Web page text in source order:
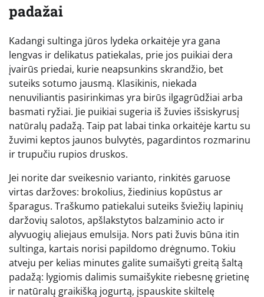
padažai
Kadangi sultinga jūros lydeka orkaitėje yra gana
lengvas ir delikatus patiekalas, prie jos puikiai dera
įvairūs priedai, kurie neapsunkins skrandžio, bet
suteiks sotumo jausmą. Klasikinis, niekada
nenuviliantis pasirinkimas yra birūs ilgagrūdžiai arba
basmati ryžiai. Jie puikiai sugeria iš žuvies išsiskyrusį
natūralų padažą. Taip pat labai tinka orkaitėje kartu su
žuvimi keptos jaunos bulvytės, pagardintos rozmarinu
ir trupučiu rupios druskos.
Jei norite dar sveikesnio varianto, rinkitės garuose
virtas daržoves: brokolius, žiedinius kopūstus ar
šparagus. Traškumo patiekalui suteiks šviežių lapinių
daržovių salotos, apšlakstytos balzaminio acto ir
alyvuogių aliejaus emulsija. Nors pati žuvis būna itin
sultinga, kartais norisi papildomo drėgnumo. Tokiu
atveju per kelias minutes galite sumaišyti greitą šaltą
padažą: lygiomis dalimis sumaišykite riebesnę grietinę
ir natūralų graikišką jogurtą, įspauskite skiltelę